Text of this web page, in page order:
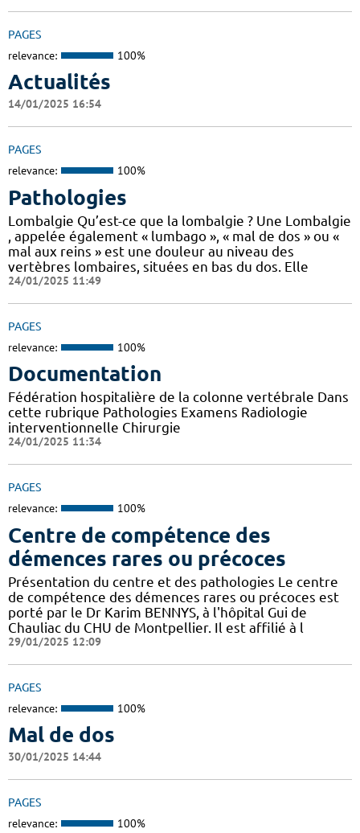
PAGES
relevance: 100%
Actualités
14/01/2025 16:54
PAGES
relevance: 100%
Pathologies
Lombalgie Qu’est-ce que la lombalgie ? Une Lombalgie
, appelée également « lumbago », « mal de dos » ou «
mal aux reins » est une douleur au niveau des
vertèbres lombaires, situées en bas du dos. Elle
24/01/2025 11:49
PAGES
relevance: 100%
Documentation
Fédération hospitalière de la colonne vertébrale Dans
cette rubrique Pathologies Examens Radiologie
interventionnelle Chirurgie
24/01/2025 11:34
PAGES
relevance: 100%
Centre de compétence des
démences rares ou précoces
Présentation du centre et des pathologies Le centre
de compétence des démences rares ou précoces est
porté par le Dr Karim BENNYS, à l'hôpital Gui de
Chauliac du CHU de Montpellier. Il est affilié à l
29/01/2025 12:09
PAGES
relevance: 100%
Mal de dos
30/01/2025 14:44
PAGES
relevance: 100%